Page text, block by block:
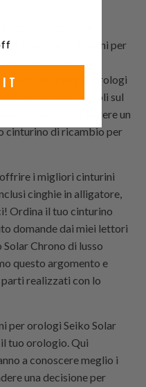
progettati per
con i cinturini per
altissima qualità.
di cinturini per orologi
indossati da soli sul
colore, o aggiungere un
cinturino di ricambio per
offrire i migliori cinturini
cinghie in alligatore,
Ordina il tuo cinturino
domande dai miei lettori
Chrono di lusso
questo argomento e
realizzati con lo
per orologi Seiko Solar
tuo orologio. Qui
a conoscere meglio i
una decisione per